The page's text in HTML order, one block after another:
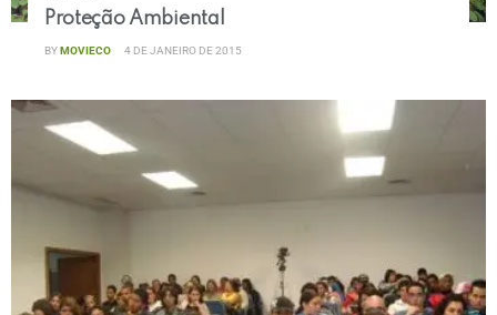
Proteção Ambiental
BYMOVIECO 4 DE JANEIRO DE 2015